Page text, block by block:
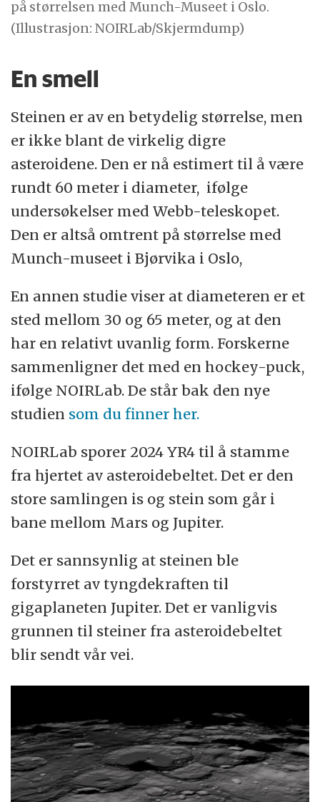
på størrelsen med Munch-Museet i Oslo.
(Illustrasjon: NOIRLab/Skjermdump)
En smell
Steinen er av en betydelig størrelse, men
er ikke blant de virkelig digre
asteroidene. Den er nå estimert til å være
rundt 60 meter i diameter, ifølge
undersøkelser med Webb-teleskopet.
Den er altså omtrent på størrelse med
Munch-museet i Bjørvika i Oslo,
En annen studie viser at diameteren er et
sted mellom 30 og 65 meter, og at den
har en relativt uvanlig form. Forskerne
sammenligner det med en hockey-puck,
ifølge NOIRLab. De står bak den nye
studien som du finner her.
NOIRLab sporer 2024 YR4 til å stamme
fra hjertet av asteroidebeltet. Det er den
store samlingen is og stein som går i
bane mellom Mars og Jupiter.
Det er sannsynlig at steinen ble
forstyrret av tyngdekraften til
gigaplaneten Jupiter. Det er vanligvis
grunnen til steiner fra asteroidebeltet
blir sendt vår vei.